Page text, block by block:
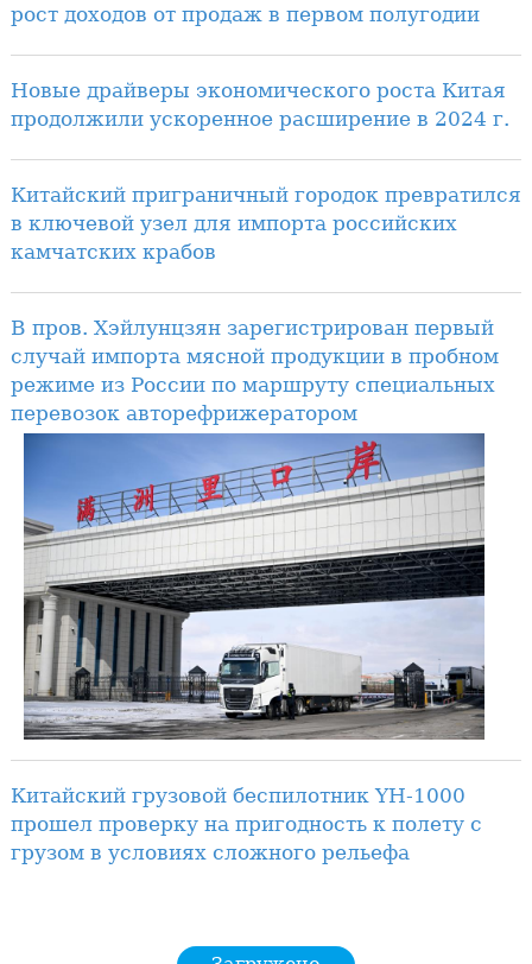
рост доходов от продаж в первом полугодии
Новые драйверы экономического роста Китая
продолжили ускоренное расширение в 2024 г.
Китайский приграничный городок превратился
в ключевой узел для импорта российских
камчатских крабов
В пров. Хэйлунцзян зарегистрирован первый
случай импорта мясной продукции в пробном
режиме из России по маршруту специальных
перевозок авторефрижератором
Китайский грузовой беспилотник YH-1000
прошел проверку на пригодность к полету с
грузом в условиях сложного рельефа